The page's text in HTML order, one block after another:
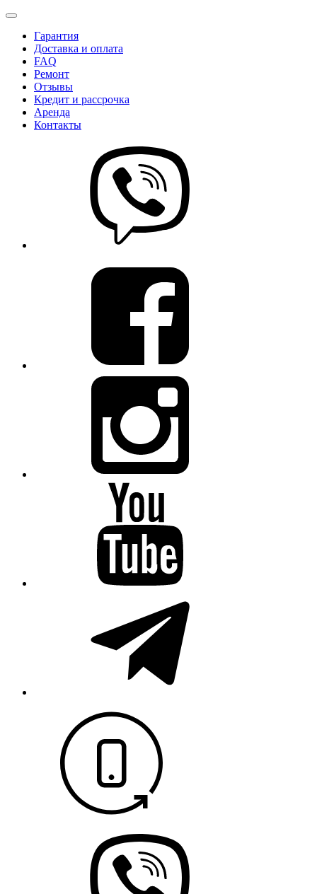
Гарантия
Доставка и оплата
FAQ
Ремонт
Отзывы
Кредит и рассрочка
Аренда
Контакты